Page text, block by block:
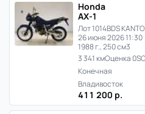
Honda
AX-1
Лот 1014BDS
26 июня 2026 11:30
1988 г., 250 см3
3 341 кмОценка 0
Конечная
Владивосток
411 200 р.